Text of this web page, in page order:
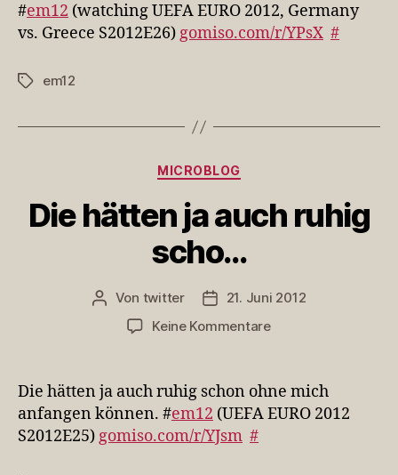
#em12 (watching UEFA EURO 2012, Germany
vs. Greece S2012E26)gomiso.com/r/YPsX #
Schlagwörter
em12
Kategorien
MICROBLOG
Die hätten ja auch ruhig
scho…
Beitragsautor
Von twitter Veröffentlichungsdatum
21. Juni 2012
Keine Kommentarezu
ruhig
Die hätten ja auch ruhig schon ohne mich
anfangen können. #em12 (UEFA EURO 2012
S2012E25) gomiso.com/r/YJsm #